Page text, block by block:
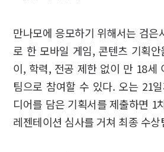
만나모에 응모하기 위해서는 검은
로 한 모바일 게임, 콘텐츠 기획
이, 학력, 전공 제한 없이 만 18세
팀으로 참여할 수 있다. 오는 21
디어를 담은 기획서를 제출하면 1
레젠테이션 심사를 거쳐 최종 수